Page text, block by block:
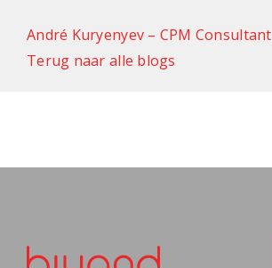
André Kuryenyev – CPM Consultant
Terug naar alle blogs